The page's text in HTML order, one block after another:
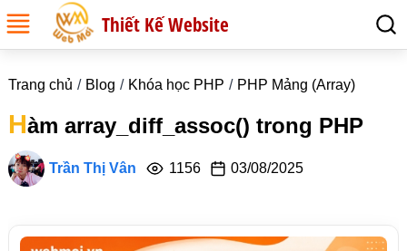
Thiết Kế Website
Trang chủ Blog Khóa học PHP PHP Mảng (Array)
Hàm array_diff_assoc() trong PHP
Trần Thị Vân 1156 03/08/2025